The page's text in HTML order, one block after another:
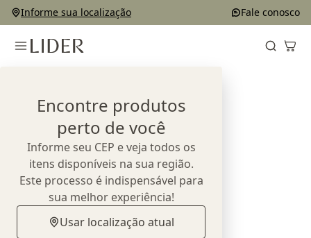
Informe sua localização Fale conosco
Encontre produtos
perto de você
Informe seu CEP e veja todos os
itens disponíveis na sua região.
Este processo é indispensável para
sua melhor experiência!
Usar localização atual